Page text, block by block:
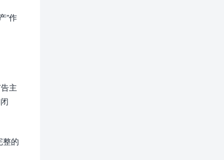
”作
主
整的